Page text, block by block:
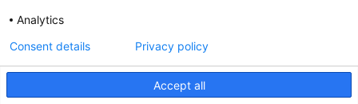
De grootste kennisbank van het HBO
Analytics
Accept all
Consent details Privacy policy